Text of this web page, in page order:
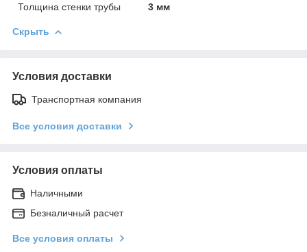
Толщина стенки трубы
3 мм
Скрыть
Условия доставки
Транспортная компания
Все условия доставки
Условия оплаты
Наличными
Безналичный расчет
Все условия оплаты